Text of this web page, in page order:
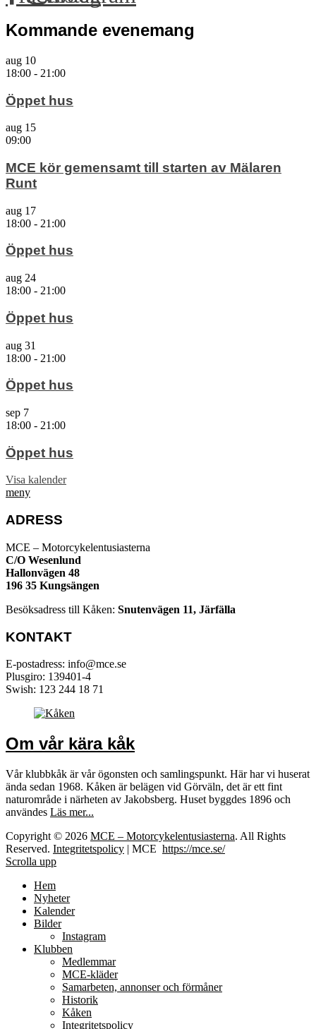
Kommande evenemang
aug 10
18:00 - 21:00
Öppet hus
aug 15
09:00
MCE kör gemensamt till starten av Mälaren
Runt
aug 17
18:00 - 21:00
Öppet hus
aug 24
18:00 - 21:00
Öppet hus
aug 31
18:00 - 21:00
Öppet hus
sep 7
18:00 - 21:00
Öppet hus
Visa kalender
meny
ADRESS
MCE – Motorcykelentusiasterna
C/O Wesenlund
Hallonvägen 48
196 35 Kungsängen
Besöksadress till Kåken: Snutenvägen 11, Järfälla
KONTAKT
E-postadress: info@mce.se
Plusgiro: 139401-4
Swish: 123 244 18 71
Om vår kära kåk
Vår klubbkåk är vår ögonsten och samlingspunkt. Här har vi huserat
ända sedan 1968. Kåken är belägen vid Görväln, det är ett fint
naturområde i närheten av Jakobsberg. Huset byggdes 1896 och
användes Läs mer...
Copyright © 2026 MCE – Motorcykelentusiasterna. All Rights
Reserved. Integritetspolicy | MCE https://mce.se/
Scrolla upp
Hem
Nyheter
Kalender
Bilder
Instagram
Klubben
Medlemmar
MCE-kläder
Samarbeten, annonser och förmåner
Historik
Kåken
Integritetspolicy